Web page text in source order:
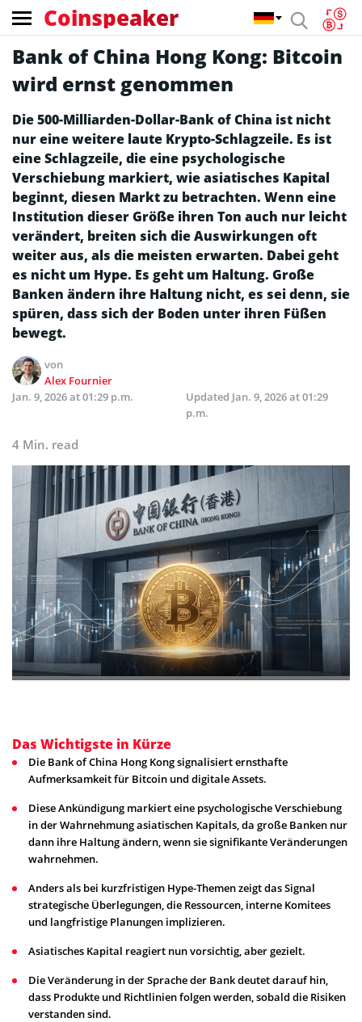
Coinspeaker
Bank of China Hong Kong: Bitcoin
wird ernst genommen
Die 500-Milliarden-Dollar-Bank of China ist nicht
nur eine weitere laute Krypto-Schlagzeile. Es ist
eine Schlagzeile, die eine psychologische
Verschiebung markiert, wie asiatisches Kapital
beginnt, diesen Markt zu betrachten. Wenn eine
Institution dieser Größe ihren Ton auch nur leicht
verändert, breiten sich die Auswirkungen oft
weiter aus, als die meisten erwarten. Dabei geht
es nicht um Hype. Es geht um Haltung. Große
Banken ändern ihre Haltung nicht, es sei denn, sie
spüren, dass sich der Boden unter ihren Füßen
bewegt.
von
Alex Fournier
Jan. 9, 2026 at 01:29 p.m.
Updated Jan. 9, 2026 at 01:29
p.m.
4 Min. read
Das Wichtigste in Kürze
Die Bank of China Hong Kong signalisiert ernsthafte
Aufmerksamkeit für Bitcoin und digitale Assets.
Diese Ankündigung markiert eine psychologische Verschiebung
in der Wahrnehmung asiatischen Kapitals, da große Banken nur
dann ihre Haltung ändern, wenn sie signifikante Veränderungen
wahrnehmen.
Anders als bei kurzfristigen Hype-Themen zeigt das Signal
strategische Überlegungen, die Ressourcen, interne Komitees
und langfristige Planungen implizieren.
Asiatisches Kapital reagiert nun vorsichtig, aber gezielt.
Die Veränderung in der Sprache der Bank deutet darauf hin,
dass Produkte und Richtlinien folgen werden, sobald die Risiken
verstanden sind.